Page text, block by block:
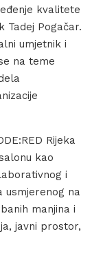
kvalitete
Tadej Pogačar.
umjetnik i
na teme
Rijeka
kao
i
usmjerenog na
manjina i
javni prostor,